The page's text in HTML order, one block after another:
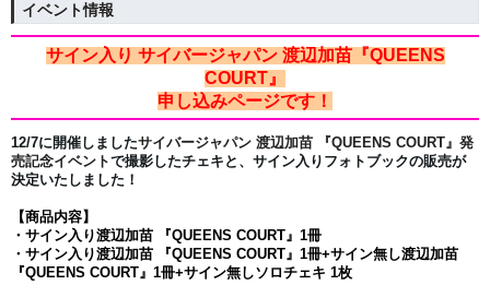
イベント情報
サイン入り サイバージャパン 渡辺加苗『QUEENS
COURT』
申し込みページです！
12/7に開催しましたサイバージャパン 渡辺加苗 『QUEENS COURT』 発
売記念イベントで撮影したチェキと、サイン入りフォトブックの販売が
決定いたしました ！
【商品内容】
・サイン入り渡辺加苗 『QUEENS COURT』1冊
・ サイン入り渡辺加苗 『QUEENS COURT』1冊+サイン無し渡辺加苗
『QUEENS COURT』1冊+サイン無しソロチェキ 1枚